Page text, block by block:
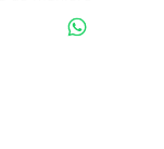
rachitisme.